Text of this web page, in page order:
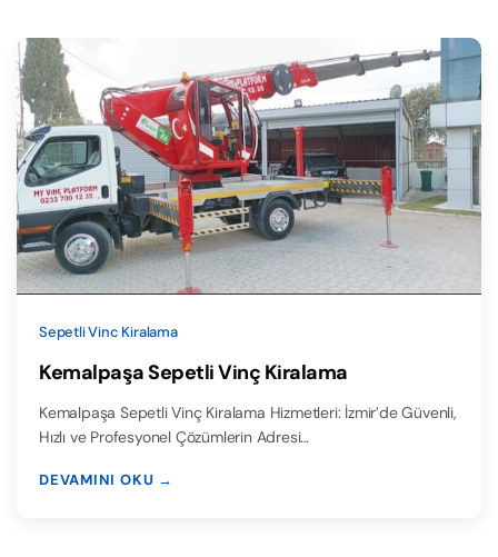
Sepetli Vinc Kiralama
Kemalpaşa Sepetli Vinç Kiralama
Kemalpaşa Sepetli Vinç Kiralama Hizmetleri: İzmir’de Güvenli,
Hızlı ve Profesyonel Çözümlerin Adresi…
DEVAMINI OKU →